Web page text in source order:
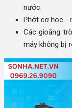
nước.
Phớt cơ học -
Các gioăng
máy không bị